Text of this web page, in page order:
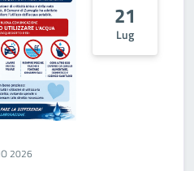
21
Lug
2026